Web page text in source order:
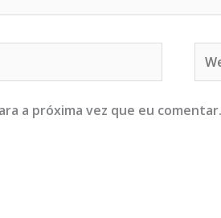
a próxima vez que eu comentar.